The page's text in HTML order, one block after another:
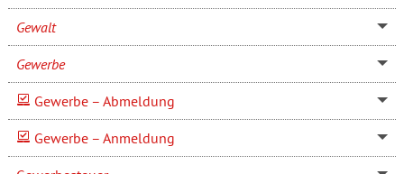
Gewalt
Gewerbe
Gewerbe – Abmeldung
Gewerbe – Anmeldung